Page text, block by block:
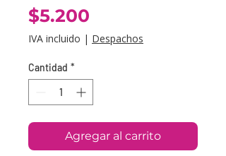
$5.200
IVA incluido | Despachos
Cantidad *
Agregar al carrito